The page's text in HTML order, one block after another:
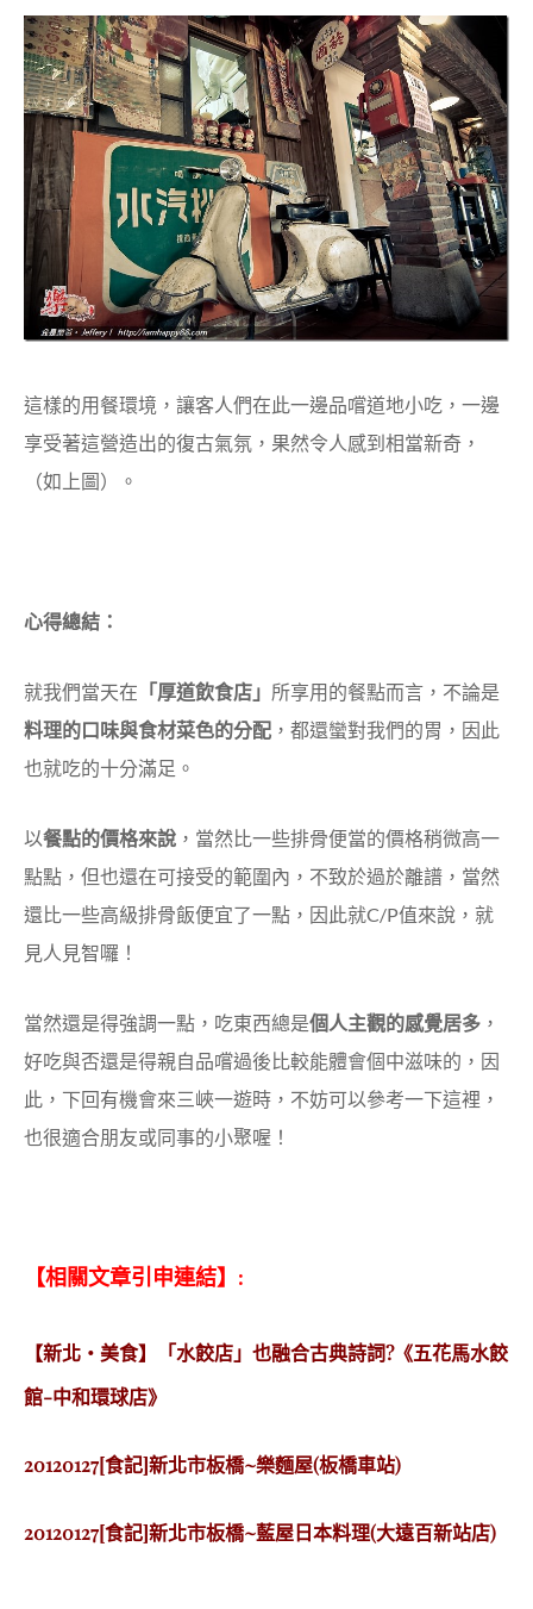
這樣的用餐環境，讓客人們在此一邊品嚐道地小吃，一邊
享受著這營造出的復古氣氛，果然令人感到相當新奇，
（如上圖）。
心得總結：
就我們當天在 「厚道飲食店」 所享用的餐點而言，不論是
料理的口味與食材菜色的分配 ，都還蠻對我們的胃，因此
也就吃的十分滿足。
以餐點的價格來說 ，當然比一些排骨便當的價格稍微高一
點點，但也還在可接受的範圍內，不致於過於離譜，當然
還比一些高級排骨飯便宜了一點，因此就C/P值來說，就
見人見智囉！
當然還是得強調一點，吃東西總是個人主觀的感覺居多 ，
好吃與否還是得親自品嚐過後比較能體會個中滋味的，因
此，下回有機會來三峽一遊時，不妨可以參考一下這裡，
也很適合朋友或同事的小聚喔！
【相關文章引申連結】:
【新北‧美食】「水餃店」也融合古典詩詞?《五花馬水餃
館-中和環球店》
20120127[食記]新北市板橋~樂麵屋(板橋車站)
20120127[食記]新北市板橋~藍屋日本料理(大遠百新站店)